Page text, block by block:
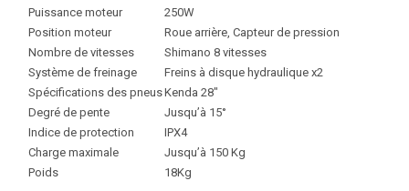
Puissance moteur
250W
Position moteur
Roue arrière, Capteur de pression
Nombre de vitesses
Shimano 8 vitesses
Système de freinage
Freins à disque hydraulique x2
Spécifications des pneusKenda 28″
Degré de pente
Jusqu’à 15°
Indice de protection
IPX4
Charge maximale
Jusqu’à 150 Kg
Poids
18Kg